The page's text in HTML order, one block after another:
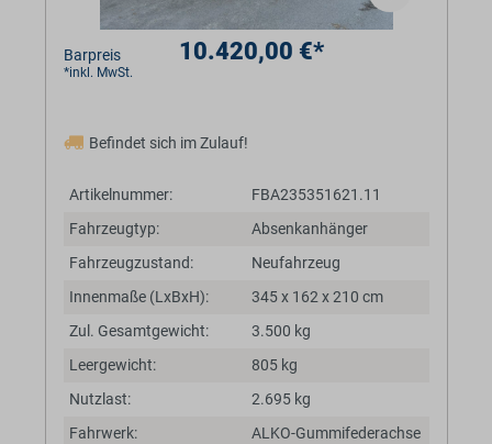
Barpreis 10.420,00 €*
*inkl. MwSt.
Befindet sich im Zulauf!
Artikelnummer:
FBA235351621.11
Fahrzeugtyp:
Absenkanhänger
Fahrzeugzustand:
Neufahrzeug
Innenmaße (LxBxH):
345 x 162 x 210 cm
Zul. Gesamtgewicht:
3.500 kg
Leergewicht:
805 kg
Nutzlast:
2.695 kg
Fahrwerk:
ALKO-Gummifederachse